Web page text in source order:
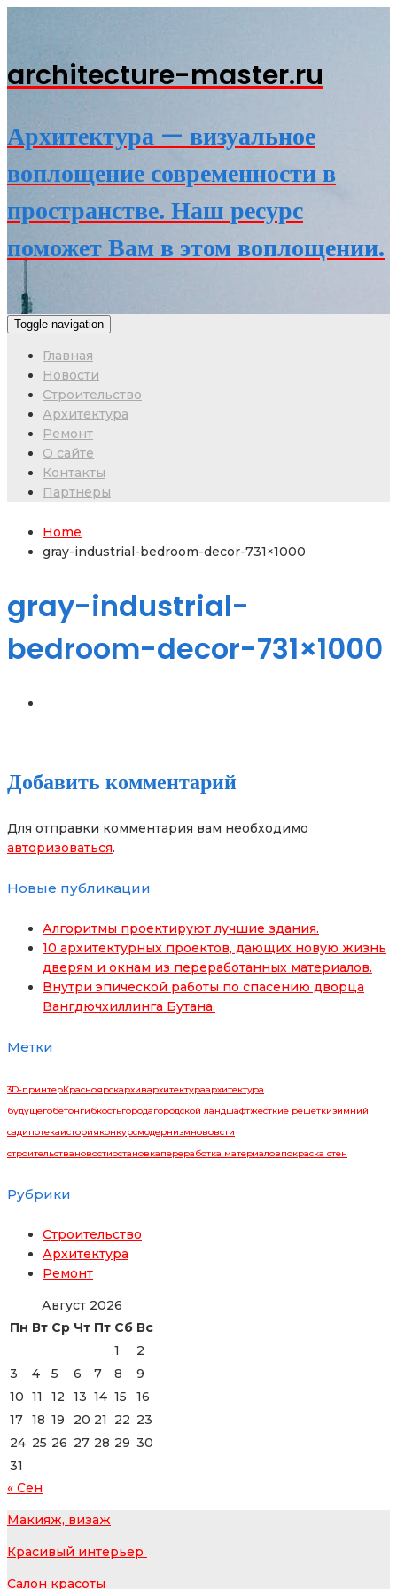
architecture-master.ru
Архитектура — визуальное
воплощение современности в
пространстве. Наш ресурс
поможет Вам в этом воплощении.
Toggle navigation
Главная
Новости
Строительство
Архитектура
Ремонт
О сайте
Контакты
Партнеры
Home
gray-industrial-bedroom-decor-731×1000
gray-industrial-
bedroom-decor-731×1000
Добавить комментарий
Для отправки комментария вам необходимо
авторизоваться.
Новые публикации
Алгоритмы проектируют лучшие здания.
10 архитектурных проектов, дающих новую жизнь
дверям и окнам из переработанных материалов.
Внутри эпической работы по спасению дворца
Вангдючхиллинга Бутана.
Метки
3D-принтерКрасноярскархивархитектураархитектура
будущегобетонгибкостьгородагородской ландшафтжесткие решеткизимний
садипотекаисторияконкурсмодернизмнововсти
строительствановостиостановкапереработка материаловпокраска стен
Рубрики
Строительство
Архитектура
Ремонт
Август 2026
Пн Вт Ср Чт Пт Сб Вс
1
2
3
4 5 6 7 8
9
10 11 12 13 14 15
16
17 18 19 20 21 22 23
24 25 26 27 28 29 30
31
« Сен
Макияж, визаж
Красивый интерьер
Салон красоты